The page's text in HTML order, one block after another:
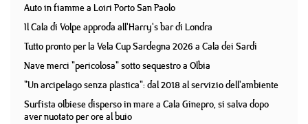
Auto in fiamme a Loiri Porto San Paolo
Il Cala di Volpe approda all'Harry's bar di Londra
Tutto pronto per la Vela Cup Sardegna 2026 a Cala dei Sardi
Nave merci "pericolosa" sotto sequestro a Olbia
"Un arcipelago senza plastica": dal 2018 al servizio dell'ambiente
Surfista olbiese disperso in mare a Cala Ginepro, si salva dopo
aver nuotato per ore al buio